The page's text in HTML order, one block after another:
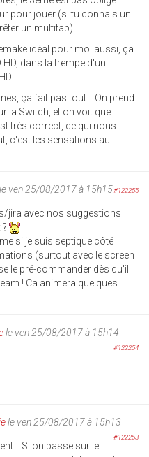
pour jouer (si tu connais un
un multitap)...
idéal pour moi aussi, ça
HD, dans la trempe d'un
ça fait pas tout... On prend
la Switch, et on voit que
très correct, ce qui nous
c'est les sensations au
le ven 25/08/2017 à 15h15#122255
jira avec nos suggestions
si je suis septique côté
(surtout avec le screen
le pré-commander dès qu'il
! Ca animera quelques
le ven 25/08/2017 à 15h14
#122254
le ven 25/08/2017 à 15h13
#122253
Si on passe sur le